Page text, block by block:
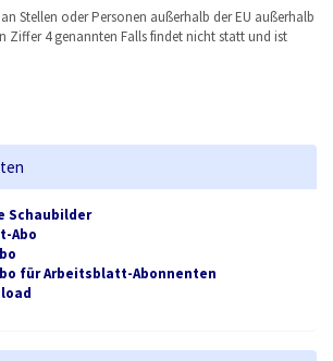
Stellen oder Personen außerhalb der EU außerhalb
Ziffer 4 genannten Falls findet nicht statt und ist
Schaubilder
Abo
für Arbeitsblatt-Abonnenten